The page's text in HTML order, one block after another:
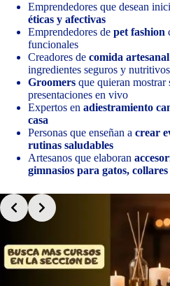
Emprendedores que desean
éticas y afectivas
Emprendedores de pet fashion
funcionales
Creadores de comida
ingredientes seguros y nutritivos
Groomers que quieran mostrar
presentaciones en vivo
Expertos en adiestramiento
casa
Personas que enseñan a crear
rutinas saludables
Artesanos que elaboran
gimnasios para gatos,
Slide 2 of 8